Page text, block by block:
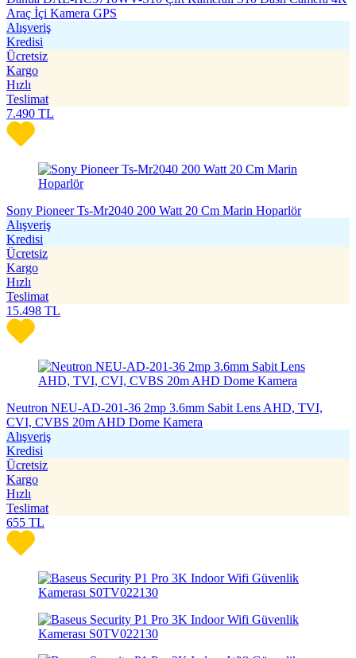
Araç İçi Kamera GPS
Alışveriş
Kredisi
Ücretsiz
Kargo
Hızlı
Teslimat
7.490 TL
Sony Pioneer Ts-Mr2040 200 Watt 20 Cm Marin Hoparlör
Alışveriş
Kredisi
Ücretsiz
Kargo
Hızlı
Teslimat
15.498 TL
Neutron NEU-AD-201-36 2mp 3.6mm Sabit Lens AHD, TVI,
CVI, CVBS 20m AHD Dome Kamera
Alışveriş
Kredisi
Ücretsiz
Kargo
Hızlı
Teslimat
655 TL